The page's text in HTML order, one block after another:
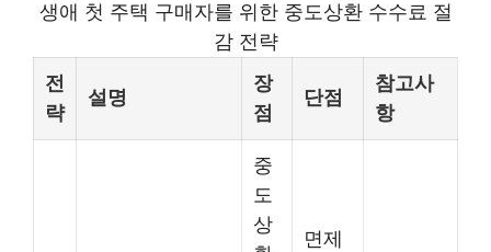
생애 첫 주택 구매자를 위한 중도상환 수수료 절
감 전략
전
략
설명
장
점
단점
참고사
항
중
도
상
면제